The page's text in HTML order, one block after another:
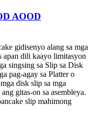
AOOD
gidisenyo alang sa mga
apan dili kaayo limitasyon
singsing sa Slip sa Disk
pag-agay sa Platter o
disk slip sa mga
gitas-on sa asembleya.
slip mahimong